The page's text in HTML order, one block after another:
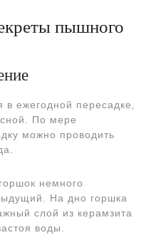
пышного
ежегодной пересадке‚
По мере
можно проводить
немного
На дно горшка
слой из керамзита
воды.